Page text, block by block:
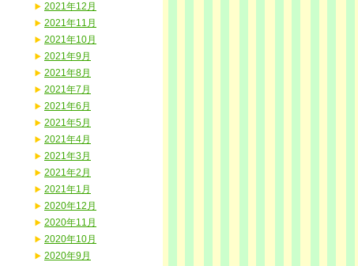
2021年12月
2021年11月
2021年10月
2021年9月
2021年8月
2021年7月
2021年6月
2021年5月
2021年4月
2021年3月
2021年2月
2021年1月
2020年12月
2020年11月
2020年10月
2020年9月